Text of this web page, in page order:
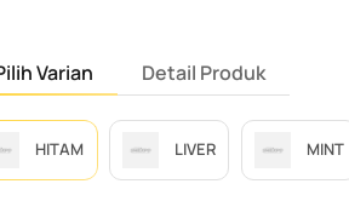
Varian Detail Produk
HITAM LIVER MINT